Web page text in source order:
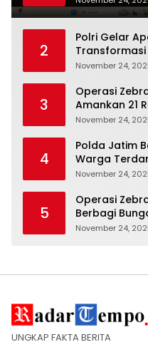
2
Polri Gelar
Masyarakat
November 24,
3
Operasi
Amankan 21
November 24,
4
Polda Jatim
Warga
November 24,
5
Operasi
Berbagi
Tertib Lalin
November 24,
UNGKAP FAKTA BERITA